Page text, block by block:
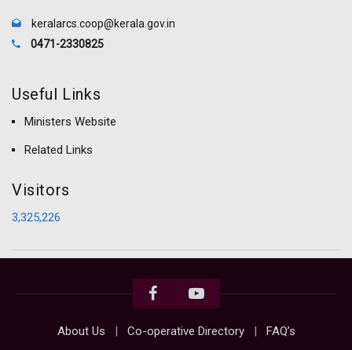
keralarcs.coop@kerala.gov.in
0471-2330825
Useful Links
Ministers Website
Related Links
Visitors
3,325,226
About Us Co-operative Directory FAQ’s